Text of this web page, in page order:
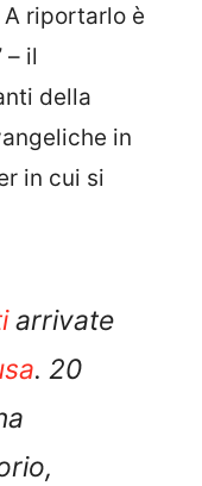
riportarlo è
– il
della
in
in cui si
arrivate
. 20